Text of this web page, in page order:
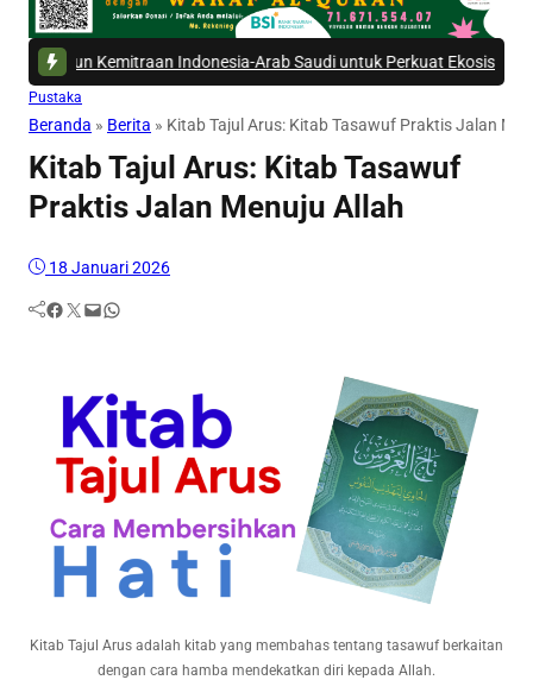
Indonesia-Arab Saudi untuk Perkuat Ekosistem Haji|#5 -
Pustaka
Beranda » Berita » Kitab Tajul Arus: Kitab Tasawuf Praktis Jalan
Kitab Tajul Arus: Kitab Tasawuf
Praktis Jalan Menuju Allah
18 Januari 2026
Facebook Twitter Mail WhatsApp
Kitab Tajul Arus adalah kitab yang membahas tentang tasawuf berkaitan
dengan cara hamba mendekatkan diri kepada Allah.